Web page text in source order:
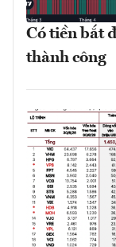
Có tiền bắt
thành công